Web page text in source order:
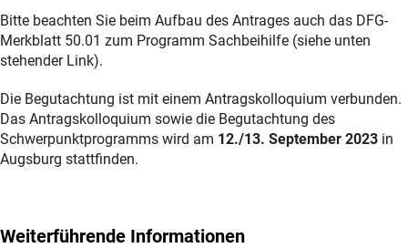
Bitte beachten Sie beim Aufbau des Antrages auch das DFG-
Merkblatt 50.01 zum Programm Sachbeihilfe (siehe unten
stehender Link).
Die Begutachtung ist mit einem Antragskolloquium verbunden.
Das Antragskolloquium sowie die Begutachtung des
Schwerpunktprogramms wird am 12./13. September 2023 in
Augsburg stattfinden.
Weiterführende Informationen